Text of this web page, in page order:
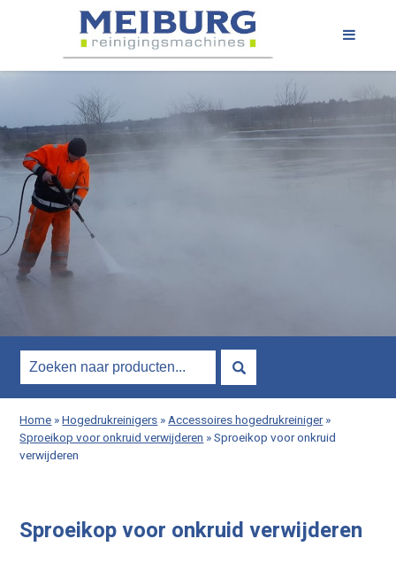
Home»Hogedrukreinigers»Accessoires hogedrukreiniger»
Sproeikop voor onkruid verwijderen»Sproeikop voor onkruid
verwijderen
Sproeikop voor onkruid verwijderen